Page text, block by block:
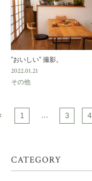
”おいしい” 撮影。
2022.01.21
その他
1 … 3 4
CATEGORY